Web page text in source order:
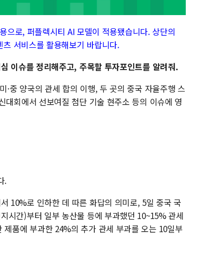
으로, 퍼플렉시티 AI 모델이 적용됐습니다. 상단의
서비스를 활용해보기 바랍니다.
이슈를 정리해주고, 주목할 투자포인트를 알려줘.
중 양국의 관세 합의 이행, 두 곳의 중국 자율주행 스
회에서 선보여질 첨단 기술 현주소 등의 이슈에 영
.
10%로 인하한 데 따른 화답의 의미로, 5일 중국 국
시간)부터 일부 농산물 등에 부과했던 10~15% 관세
품에 부과한 24%의 추가 관세 부과를 오는 10일부